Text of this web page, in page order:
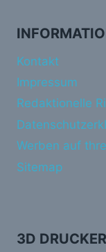
Kontakt
Impressum
Redaktionelle
Werben auf
Sitemap
3D